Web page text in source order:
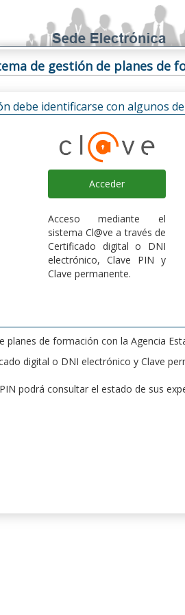
de gestión de planes de
debe identificarse con algunos
Acceder
Acceso mediante el
sistema Cl@ve a través de
Certificado digital o DNI
electrónico, Clave PIN y
Clave permanente.
de formación con la Agencia
digital o DNI electrónico y Clave
podrá consultar el estado de sus